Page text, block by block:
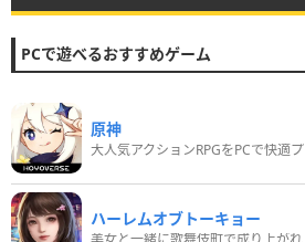
PCで遊べるおすすめゲーム
原神
大人気アクションRPGをPCで快適プ
ハーレムオブトーキョー